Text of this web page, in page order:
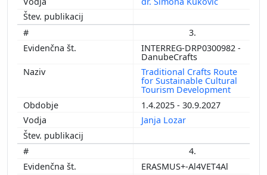
3.
INTERREG-DRP0300982 -
DanubeCrafts
Traditional Crafts Route
for Sustainable Cultural
Tourism Development
1.4.2025 - 30.9.2027
Janja Lozar
4.
ERASMUS+-Al4VET4Al